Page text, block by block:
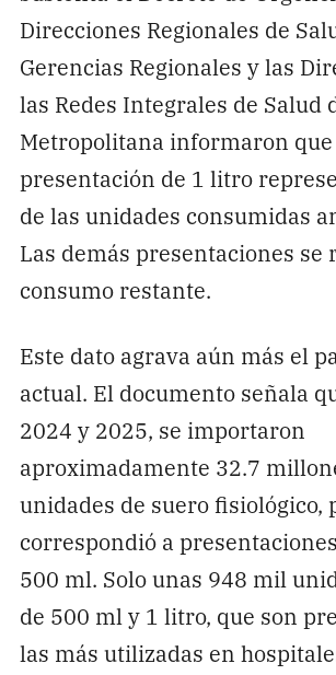
Direcciones Regionales de
Gerencias Regionales y las
las Redes Integrales de Salud
Metropolitana informaron
presentación de 1 litro
de las unidades consumidas
Las demás presentaciones se
consumo restante.
Este dato agrava aún más el
actual. El documento señala
2024 y 2025, se importaron
aproximadamente 32.7
unidades de suero fisiológico,
correspondió a
500 ml. Solo unas 948 mil
de 500 ml y 1 litro, que son
las más utilizadas en